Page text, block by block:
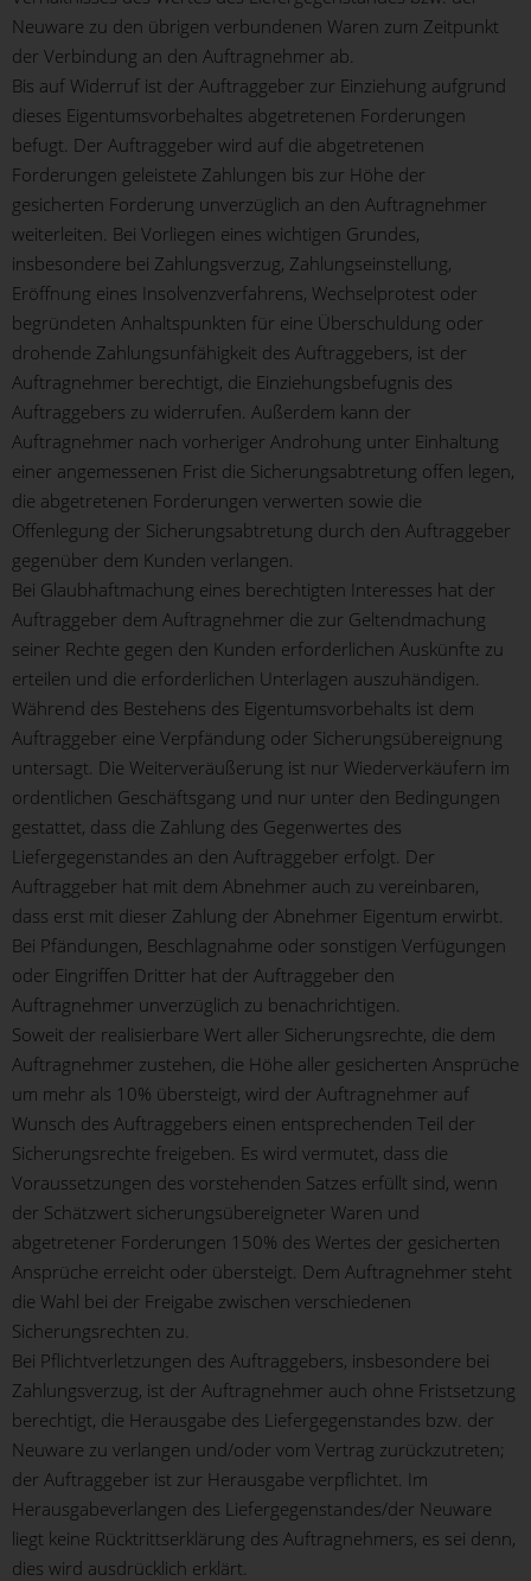
Neuware zu den übrigen verbundenen Waren zum Zeitpunkt
der Verbindung an den Auftragnehmer ab.
Bis auf Widerruf ist der Auftraggeber zur Einziehung aufgrund
dieses Eigentumsvorbehaltes abgetretenen Forderungen
befugt. Der Auftraggeber wird auf die abgetretenen
Forderungen geleistete Zahlungen bis zur Höhe der
gesicherten Forderung unverzüglich an den Auftragnehmer
weiterleiten. Bei Vorliegen eines wichtigen Grundes,
insbesondere bei Zahlungsverzug, Zahlungseinstellung,
Eröffnung eines Insolvenzverfahrens, Wechselprotest oder
begründeten Anhaltspunkten für eine Überschuldung oder
drohende Zahlungsunfähigkeit des Auftraggebers, ist der
Auftragnehmer berechtigt, die Einziehungsbefugnis des
Auftraggebers zu widerrufen. Außerdem kann der
Auftragnehmer nach vorheriger Androhung unter Einhaltung
einer angemessenen Frist die Sicherungsabtretung offen legen,
die abgetretenen Forderungen verwerten sowie die
Offenlegung der Sicherungsabtretung durch den Auftraggeber
gegenüber dem Kunden verlangen.
Bei Glaubhaftmachung eines berechtigten Interesses hat der
Auftraggeber dem Auftragnehmer die zur Geltendmachung
seiner Rechte gegen den Kunden erforderlichen Auskünfte zu
erteilen und die erforderlichen Unterlagen auszuhändigen.
Während des Bestehens des Eigentumsvorbehalts ist dem
Auftraggeber eine Verpfändung oder Sicherungsübereignung
untersagt. Die Weiterveräußerung ist nur Wiederverkäufern im
ordentlichen Geschäftsgang und nur unter den Bedingungen
gestattet, dass die Zahlung des Gegenwertes des
Liefergegenstandes an den Auftraggeber erfolgt. Der
Auftraggeber hat mit dem Abnehmer auch zu vereinbaren,
dass erst mit dieser Zahlung der Abnehmer Eigentum erwirbt.
Bei Pfändungen, Beschlagnahme oder sonstigen Verfügungen
oder Eingriffen Dritter hat der Auftraggeber den
Auftragnehmer unverzüglich zu benachrichtigen.
Soweit der realisierbare Wert aller Sicherungsrechte, die dem
Auftragnehmer zustehen, die Höhe aller gesicherten Ansprüche
um mehr als 10% übersteigt, wird der Auftragnehmer auf
Wunsch des Auftraggebers einen entsprechenden Teil der
Sicherungsrechte freigeben. Es wird vermutet, dass die
Voraussetzungen des vorstehenden Satzes erfüllt sind, wenn
der Schätzwert sicherungsübereigneter Waren und
abgetretener Forderungen 150% des Wertes der gesicherten
Ansprüche erreicht oder übersteigt. Dem Auftragnehmer steht
die Wahl bei der Freigabe zwischen verschiedenen
Sicherungsrechten zu.
Bei Pflichtverletzungen des Auftraggebers, insbesondere bei
Zahlungsverzug, ist der Auftragnehmer auch ohne Fristsetzung
berechtigt, die Herausgabe des Liefergegenstandes bzw. der
Neuware zu verlangen und/oder vom Vertrag zurückzutreten;
der Auftraggeber ist zur Herausgabe verpflichtet. Im
Herausgabeverlangen des Liefergegenstandes/der Neuware
liegt keine Rücktrittserklärung des Auftragnehmers, es sei denn,
dies wird ausdrücklich erklärt.